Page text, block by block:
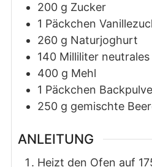
200 g Zucker
1 Päckchen
260 g Naturjoghurt
140 Milliliter neutrales
400 g Mehl
1 Päckchen
250 g gemischte
ANLEITUNG
Heizt den Ofen auf